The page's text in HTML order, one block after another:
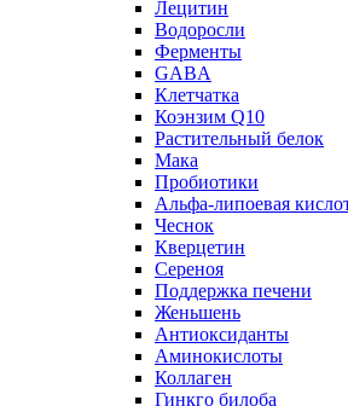
Лецитин
Водоросли
Ферменты
GABA
Клетчатка
Коэнзим Q10
Растительный белок
Мака
Пробиотики
Альфа-липоевая
Чеснок
Кверцетин
Сереноя
Поддержка печени
Женьшень
Антиоксиданты
Аминокислоты
Коллаген
Гинкго билоба